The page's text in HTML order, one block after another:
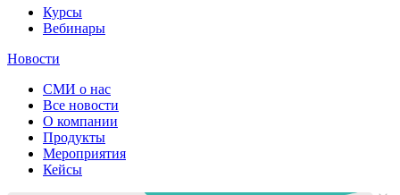
Курсы
Вебинары
Новости
СМИ о нас
Все новости
О компании
Продукты
Мероприятия
Кейсы